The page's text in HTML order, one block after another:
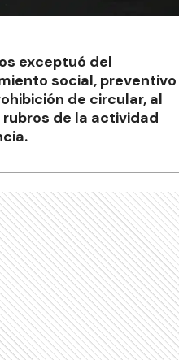
exceptuó del
social, preventivo
de circular, al
rubros de la actividad